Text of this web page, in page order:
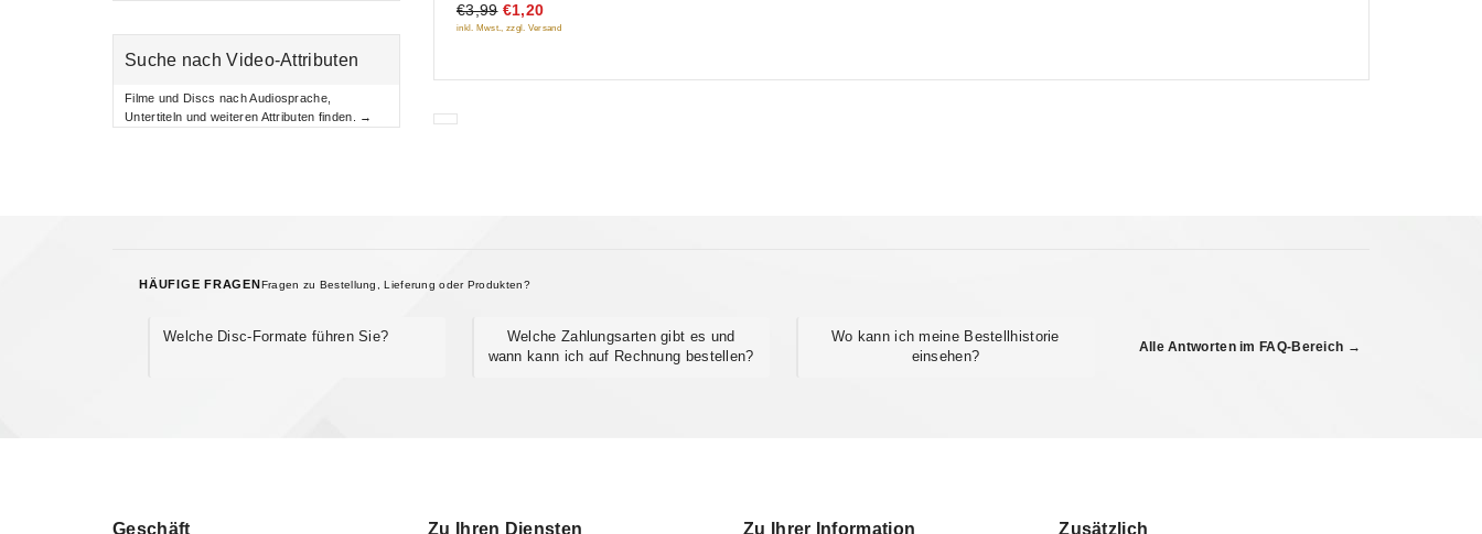
of
5
€3,99 €1,20
inkl. Mwst., zzgl. Versand
Suche nach Video-Attributen
Filme und Discs nach Audiosprache,
Untertiteln und weiteren Attributen finden. →
HÄUFIGE FRAGENFragen zu Bestellung, Lieferung oder Produkten?
Welche Disc-Formate führen Sie?
Welche Zahlungsarten gibt es und
wann kann ich auf Rechnung bestellen?
Wo kann ich meine Bestellhistorie
einsehen?
Alle Antworten im FAQ-Bereich →
Geschäft Zu Ihren Diensten Zu Ihrer Information Zusätzlich